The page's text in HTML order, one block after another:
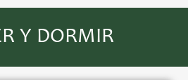
Y DORMIR